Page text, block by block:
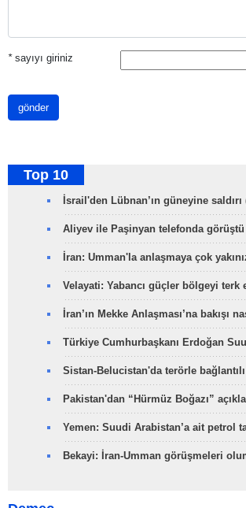
*sayıyı giriniz
gönder
Top 10
İsrail'den Lübnan’ın güneyine
Aliyev ile Paşinyan telefonda görüştü
İran: Umman'la anlaşmaya çok
Velayati: Yabancı güçler bölgeyi terk
İran’ın Mekke Anlaşması’na bakışı
Türkiye Cumhurbaşkanı Erdoğan
Sistan-Belucistan'da terörle bağlantılı
Pakistan'dan “Hürmüz Boğazı”
Yemen: Suudi Arabistan’a ait petrol
Bekayi: İran-Umman görüşmeleri